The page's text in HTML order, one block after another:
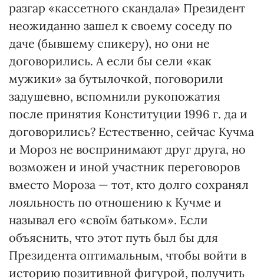
разгар «кассетного скандала» Президент
неожиданно зашел к своему соседу по
даче (бывшему спикеру), но они не
договорились. А если бы сели «как
мужики» за бутылочкой, поговорили
задушевно, вспомнили рукопожатия
после принятия Конституции 1996 г. да и
договорились? Естественно, сейчас Кучма
и Мороз не воспринимают друг друга, но
возможен и иной участник переговоров
вместо Мороза — тот, кто долго сохранял
лояльность по отношению к Кучме и
называл его «своїм батьком». Если
объяснить, что этот путь был бы для
Президента оптимальным, чтобы войти в
историю позитивной фигурой, получить